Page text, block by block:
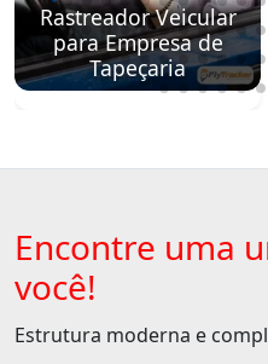
Rastreador Veicular
para Empresa de
Tapeçaria
Encontre uma
você!
Estrutura moderna e